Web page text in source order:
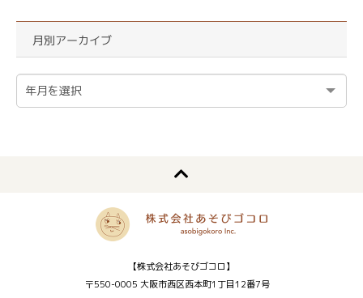
月別アーカイブ
【株式会社あそびゴコロ】
〒550-0005 大阪市西区西本町1丁目12番7号